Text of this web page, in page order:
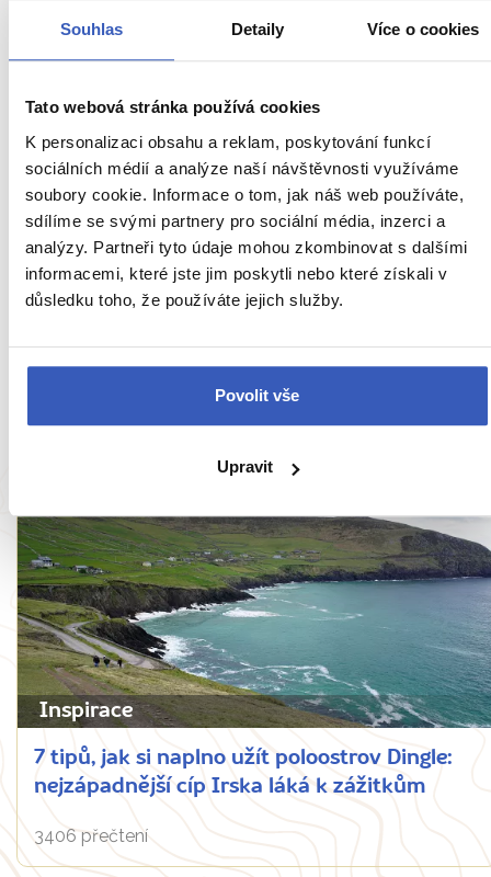
Souhlas Detaily Více o cookies
Tato webová stránka používá cookies
K personalizaci obsahu a reklam, poskytování funkcí
sociálních médií a analýze naší návštěvnosti využíváme
soubory cookie. Informace o tom, jak náš web používáte,
sdílíme se svými partnery pro sociální média, inzerci a
analýzy. Partneři tyto údaje mohou zkombinovat s dalšími
informacemi, které jste jim poskytli nebo které získali v
důsledku toho, že používáte jejich služby.
Povolit vše
Upravit
Inspirace
10 podzimních okouzlujících měst na dosah
méně známých cestovatelských
Inspirace
7 tipů, jak si naplno užít poloostrov Dingle:
nejzápadnější cíp Irska láká k zážitkům
3406 přečtení